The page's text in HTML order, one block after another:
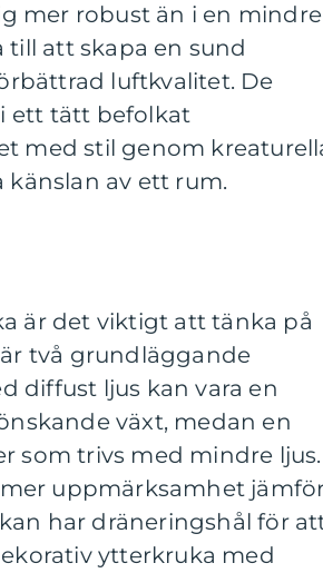
mer robust än i en mindre
till att skapa en sund
luftkvalitet. De
ett tätt befolkat
med stil genom
känslan av ett rum.
är det viktigt att tänka på
två grundläggande
diffust ljus kan vara en
växt, medan en
som trivs med mindre ljus.
uppmärksamhet
har dräneringshål för
ytterkruka med